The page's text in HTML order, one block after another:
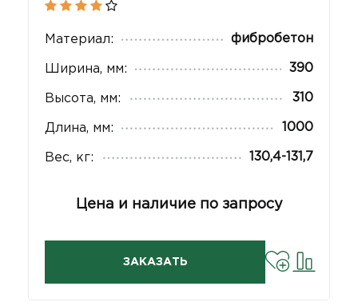
Материал: фибробетон
Ширина, мм: 390
Высота, мм: 310
Длина, мм: 1000
Вес, кг: 130,4-131,7
Цена и наличие по запросу
ЗАКАЗАТЬ